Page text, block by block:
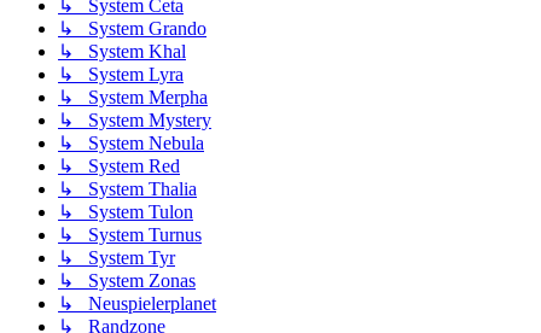
↳ System Ceta
↳ System Grando
↳ System Khal
↳ System Lyra
↳ System Merpha
↳ System Mystery
↳ System Nebula
↳ System Red
↳ System Thalia
↳ System Tulon
↳ System Turnus
↳ System Tyr
↳ System Zonas
↳ Neuspielerplanet
↳ Randzone